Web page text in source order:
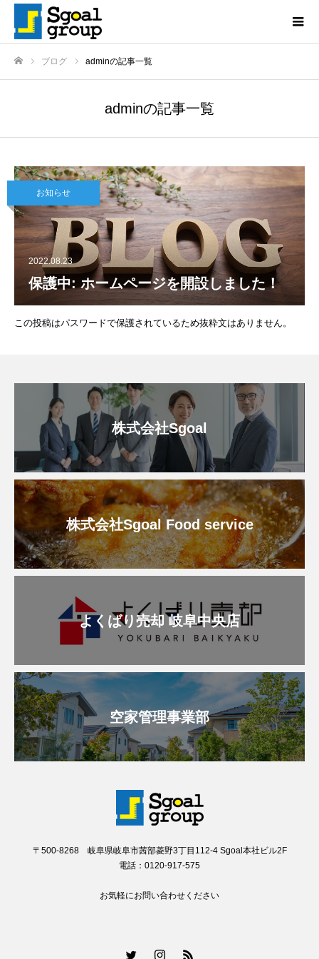
ブログ adminの記事一覧
adminの記事一覧
お知らせ
2022.08.23
保護中: ホームページを開設しました！
この投稿はパスワードで保護されているため抜粋文はありません。
株式会社Sgoal
株式会社Sgoal Food service
よくばり売却 岐阜中央店
空家管理事業部
〒500-8268 岐阜県岐阜市茜部菱野3丁目112-4 Sgoal本社ビル2F
電話：0120-917-575
お気軽にお問い合わせください